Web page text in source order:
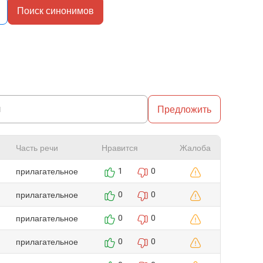
Поиск синонимов
Предложить
Часть речи Нравится
Жалоба
прилагательное
1 0
прилагательное 0 0
прилагательное 0 0
прилагательное 0 0